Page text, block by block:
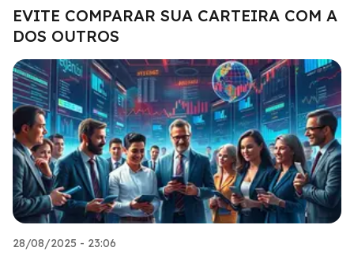
EVITE COMPARAR SUA CARTEIRA COM A
DOS OUTROS
28/08/2025 - 23:06